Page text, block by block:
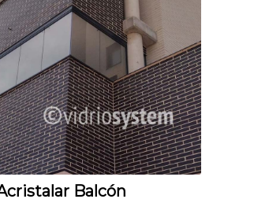
Balcón